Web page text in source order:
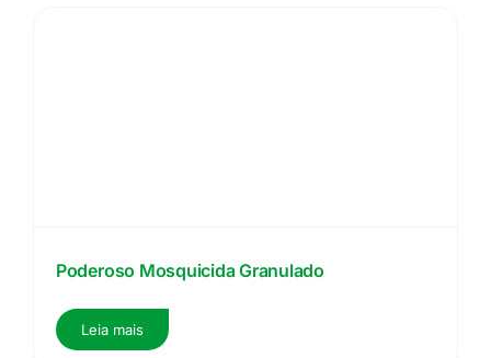
Poderoso Mosquicida Granulado
Leia mais